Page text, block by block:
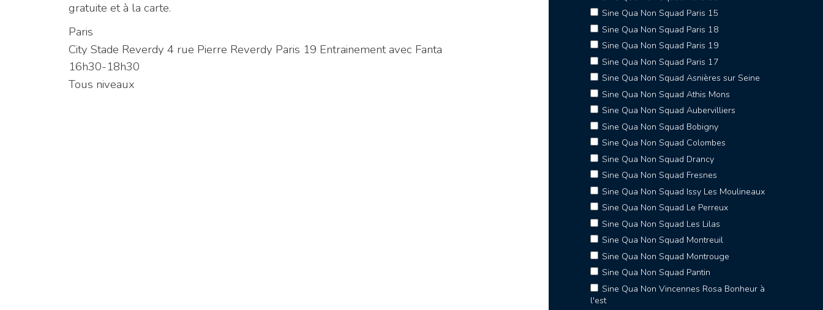
gratuite et à la carte.
Paris
City Stade Reverdy 4 rue Pierre Reverdy Paris 19 Entrainement avec Fanta
16h30-18h30
Tous niveaux
Sine Qua Non Squad Paris 15
Sine Qua Non Squad Paris 18
Sine Qua Non Squad Paris 19
Sine Qua Non Squad Paris 17
Sine Qua Non Squad Asnières sur Seine
Sine Qua Non Squad Athis Mons
Sine Qua Non Squad Aubervilliers
Sine Qua Non Squad Bobigny
Sine Qua Non Squad Colombes
Sine Qua Non Squad Drancy
Sine Qua Non Squad Fresnes
Sine Qua Non Squad Issy Les Moulineaux
Sine Qua Non Squad Le Perreux
Sine Qua Non Squad Les Lilas
Sine Qua Non Squad Montreuil
Sine Qua Non Squad Montrouge
Sine Qua Non Squad Pantin
Sine Qua Non Vincennes Rosa Bonheur à
l'est